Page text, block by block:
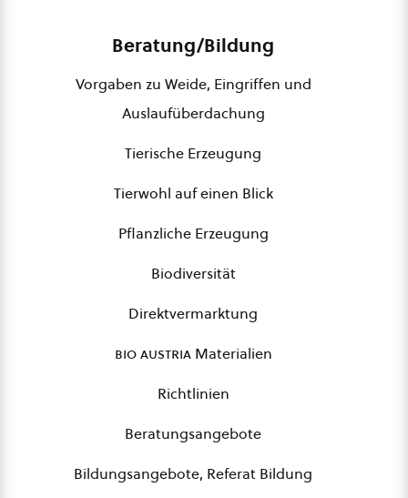
Beratung/Bildung
Vorgaben zu Weide, Eingriffen und
Auslaufüberdachung
Tierische Erzeugung
Tierwohl auf einen Blick
Pflanzliche Erzeugung
Biodiversität
Direktvermarktung
bio austriaMaterialien
Richtlinien
Beratungsangebote
Bildungsangebote, Referat Bildung